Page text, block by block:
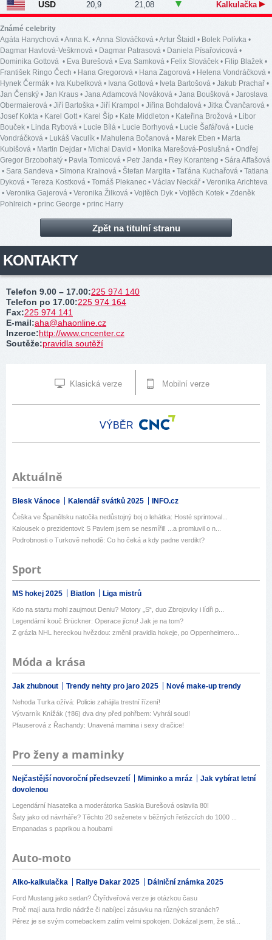
USD 20,9 21,08 Kalkulačka
Známé celebrity
Agáta Hanychová •Anna K. •Anna Slováčková •Artur Štaidl • Bolek Polívka •
Dagmar Havlová-Veškrnová • Dagmar Patrasová • Daniela Písařovicová •
Dominika Gottová • Eva Burešová • Eva Samková • Felix Slováček • Filip Blažek •
František Ringo Čech • Hana Gregorová • Hana Zagorová • Helena Vondráčková •
Hynek Čermák • Iva Kubelková • Ivana Gottová • Iveta Bartošová • Jakub Prachař •
Jan Čenský • Jan Kraus • Jana Adamcová Nováková • Jana Boušková • Jaroslava
Obermaierová • Jiří Bartoška • Jiří Krampol • Jiřina Bohdalová • Jitka Čvančarová •
Josef Kokta • Karel Gott• Karel Šíp • Kate Middleton • Kateřina Brožová • Libor
Bouček • Linda Rybová • Lucie Bílá • Lucie Borhyová • Lucie Šafářová • Lucie
Vondráčková • Lukáš Vaculík • Mahulena Bočanová • Marek Eben • Marta
Kubišová • Martin Dejdar • Michal David • Monika Marešová-Poslušná • Ondřej
Gregor Brzobohatý • Pavla Tomicová • Petr Janda • Rey Koranteng • Sára Affašová
• Sara Sandeva • Simona Krainová • Štefan Margita • Taťána Kuchařová • Tatiana
Dyková • Tereza Kostková • Tomáš Plekanec • Václav Neckář • Veronika Arichteva
• Veronika Gajerová • Veronika Žilková • Vojtěch Dyk • Vojtěch Kotek • Zdeněk
Pohlreich • princ George • princ Harry
Zpět na titulní stranu
KONTAKTY
Telefon 9.00 – 17.00:225 974 140
Telefon po 17.00:225 974 164
Fax:225 974 141
E-mail:aha@ahaonline.cz
Inzerce:http://www.cncenter.cz
Soutěže:pravidla soutěží
Klasická verze Mobilní verze
VÝBĚR
Aktuálně
Blesk Vánoce Kalendář svátků 2025 INFO.cz
Češka ve Španělsku natočila nedůstojný boj o lehátka: Hosté sprintoval...
Kalousek o prezidentovi: S Pavlem jsem se nesmířil! ...a promluvil o n...
Podrobnosti o Turkově nehodě: Co ho čeká a kdy padne verdikt?
Sport
MS hokej 2025 Biatlon Liga mistrů
Kdo na startu mohl zaujmout Deniu? Motory „S“, duo Zbrojovky i lídři p...
Legendární kouč Brückner: Operace jícnu! Jak je na tom?
Z grázla NHL hereckou hvězdou: změnil pravidla hokeje, po Oppenheimero...
Móda a krása
Jak zhubnout Trendy nehty pro jaro 2025 Nové make-up trendy
Nehoda Turka ožívá: Policie zahájila trestní řízení!
Výtvarník Knížák (†86) dva dny před pohřbem: Vyhrál soud!
Pfauserová z Řachandy: Unavená mamina i sexy dračice!
Pro ženy a maminky
Nejčastější novoroční předsevzetí Miminko a mráz
Jak vybírat letní
dovolenou
Legendární hlasatelka a moderátorka Saskia Burešová oslavila 80!
Šaty jako od návrháře? Těchto 20 seženete v běžných řetězcích do 1000 ...
Empanadas s paprikou a houbami
Auto-moto
Alko-kalkulačka Rallye Dakar 2025 Dálniční známka 2025
Ford Mustang jako sedan? Čtyřdveřová verze je otázkou času
Proč mají auta hrdlo nádrže či nabíjecí zásuvku na různých stranách?
Pérez je se svým comebackem zatím velmi spokojen. Dokázal jsem, že stá...